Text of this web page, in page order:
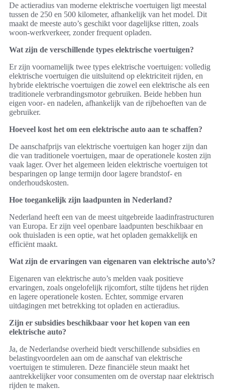
De actieradius van moderne elektrische voertuigen ligt meestal
tussen de 250 en 500 kilometer, afhankelijk van het model. Dit
maakt de meeste auto’s geschikt voor dagelijkse ritten, zoals
woon-werkverkeer, zonder frequent opladen.
Wat zijn de verschillende types elektrische voertuigen?
Er zijn voornamelijk twee types elektrische voertuigen: volledig
elektrische voertuigen die uitsluitend op elektriciteit rijden, en
hybride elektrische voertuigen die zowel een elektrische als een
traditionele verbrandingsmotor gebruiken. Beide hebben hun
eigen voor- en nadelen, afhankelijk van de rijbehoeften van de
gebruiker.
Hoeveel kost het om een elektrische auto aan te schaffen?
De aanschafprijs van elektrische voertuigen kan hoger zijn dan
die van traditionele voertuigen, maar de operationele kosten zijn
vaak lager. Over het algemeen leiden elektrische voertuigen tot
besparingen op lange termijn door lagere brandstof- en
onderhoudskosten.
Hoe toegankelijk zijn laadpunten in Nederland?
Nederland heeft een van de meest uitgebreide laadinfrastructuren
van Europa. Er zijn veel openbare laadpunten beschikbaar en
ook thuisladen is een optie, wat het opladen gemakkelijk en
efficiënt maakt.
Wat zijn de ervaringen van eigenaren van elektrische auto’s?
Eigenaren van elektrische auto’s melden vaak positieve
ervaringen, zoals ongelofelijk rijcomfort, stilte tijdens het rijden
en lagere operationele kosten. Echter, sommige ervaren
uitdagingen met betrekking tot opladen en actieradius.
Zijn er subsidies beschikbaar voor het kopen van een
elektrische auto?
Ja, de Nederlandse overheid biedt verschillende subsidies en
belastingvoordelen aan om de aanschaf van elektrische
voertuigen te stimuleren. Deze financiële steun maakt het
aantrekkelijker voor consumenten om de overstap naar elektrisch
rijden te maken.